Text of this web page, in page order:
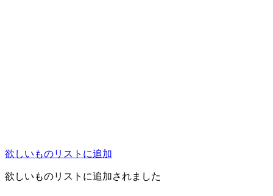
欲しいものリストに追加
欲しいものリストに追加されました